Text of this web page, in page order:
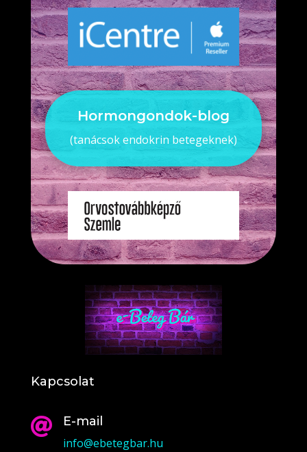
Hormongondok-blog
(tanácsok endokrin betegeknek)
Kapcsolat

E-mail
info@ebetegbar.hu